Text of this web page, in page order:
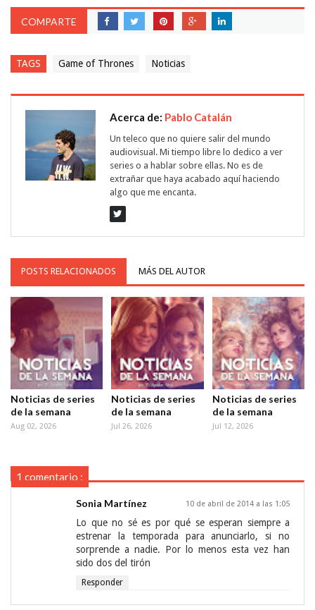
COMPARTE
TAGS Game of Thrones Noticias
Acerca de: Pablo Catalán
Un teleco que no quiere salir del mundo
audiovisual. Mi tiempo libre lo dedico a ver
series o a hablar sobre ellas. No es de
extrañar que haya acabado aquí haciendo
algo que me encanta.
POSTS RELACIONADOS MÁS DEL AUTOR
Noticias de series
de la semana
Aug 02, 2026
Noticias de series
de la semana
Jul 26, 2026
Noticias de series
de la semana
Jul 12, 2026
1 comentario :
Sonia Martínez 10 de abril de 2014 a las 1:05
Lo que no sé es por qué se esperan siempre a
estrenar la temporada para anunciarlo, si no
sorprende a nadie. Por lo menos esta vez han
sido dos del tirón
Responder